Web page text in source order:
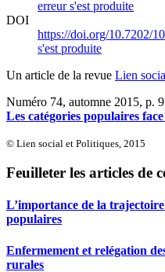
erreur s'est produite
DOI
https://doi.org/10.7202/
s'est produite
Un article de la revue Lien
Numéro 74, automne 2015, p.
Les catégories populaires
© Lien social et Politiques, 2015
Feuilleter les articles de
L’importance de la trajectoire
populaires
Enfermement et relégation
rurales